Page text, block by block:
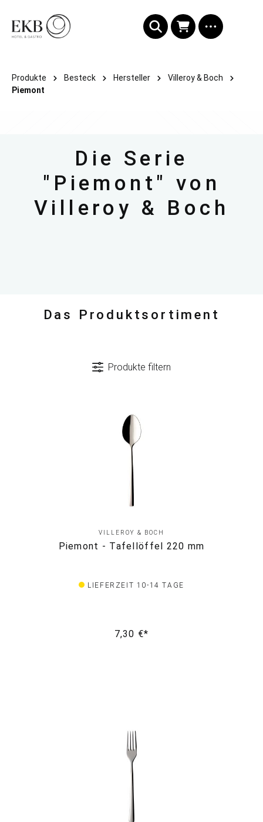
Produkte Besteck Hersteller
Villeroy & Boch
Piemont
Die Serie
"Piemont" von
Villeroy & Boch
Das Produktsortiment
Produkte filtern
VILLEROY & BOCH
Piemont - Tafellöffel 220 mm
LIEFERZEIT 10-14 TAGE
7,30 €*